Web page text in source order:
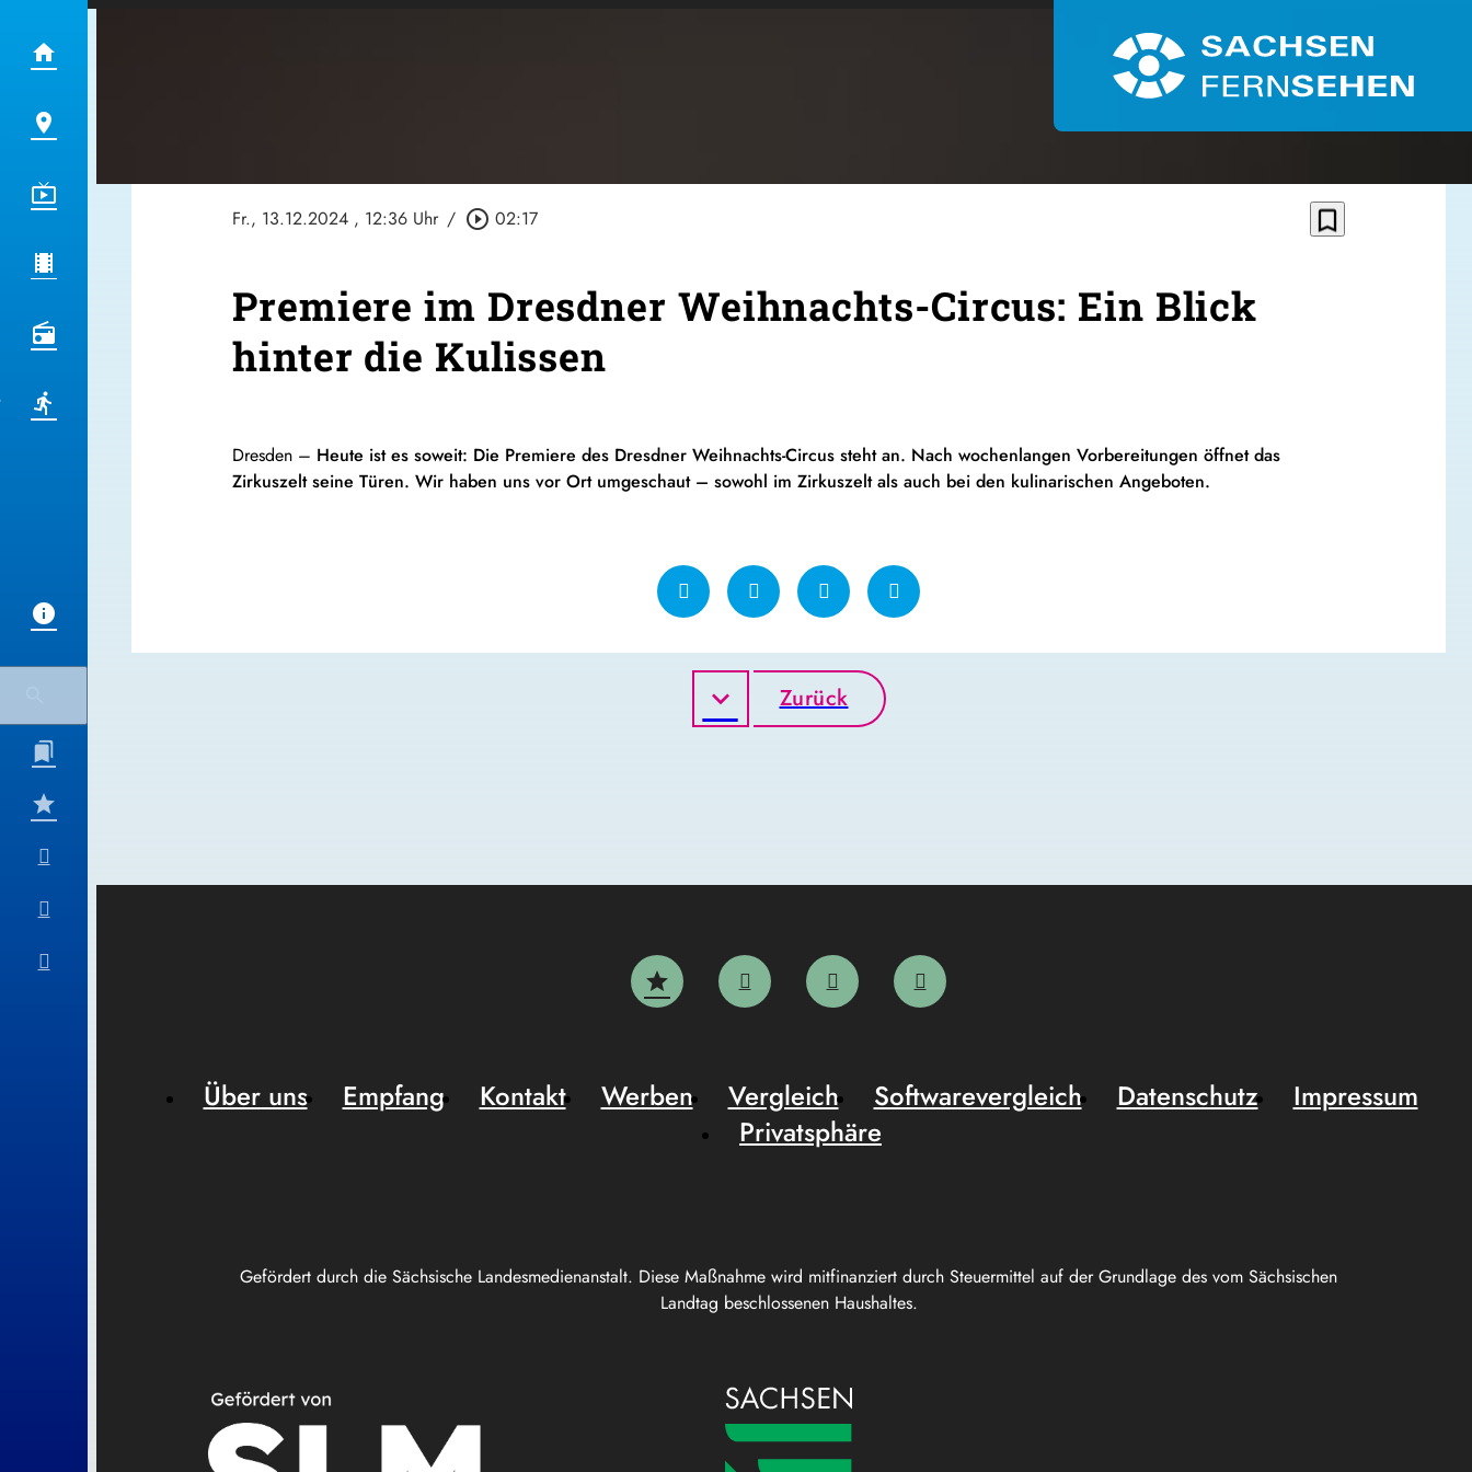
Fr., 13.12.2024 , 12:36 Uhr / play_circle_outline 02:17 bookmark_border
Premiere im Dresdner Weihnachts-Circus: Ein Blick
hinter die Kulissen
Dresden – Heute ist es soweit: Die Premiere des Dresdner Weihnachts-Circus steht an. Nach wochenlangen Vorbereitungen öffnet das
Zirkuszelt seine Türen. Wir haben uns vor Ort umgeschaut – sowohl im Zirkuszelt als auch bei den kulinarischen Angeboten.
Zurück
Gefördert durch die Sächsische Landesmedienanstalt. Diese Maßnahme wird mitfinanziert durch Steuermittel auf der Grundlage des vom Sächsischen
Landtag beschlossenen Haushaltes.
Über uns Empfang Kontakt Werben Vergleich Softwarevergleich Datenschutz
Impressum
Privatsphäre